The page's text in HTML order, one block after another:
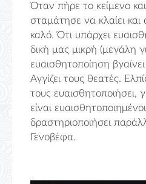
Όταν πήρε το κείμενο
σταμάτησε να κλαίει
καλό. Ότι υπάρχει
δική μας μικρή (μεγάλη
ευαισθητοποίηση
Αγγίζει τους θεατές.
τους ευαισθητοποιήσει,
είναι
δραστηριοποιήσει
Γενοβέφα.